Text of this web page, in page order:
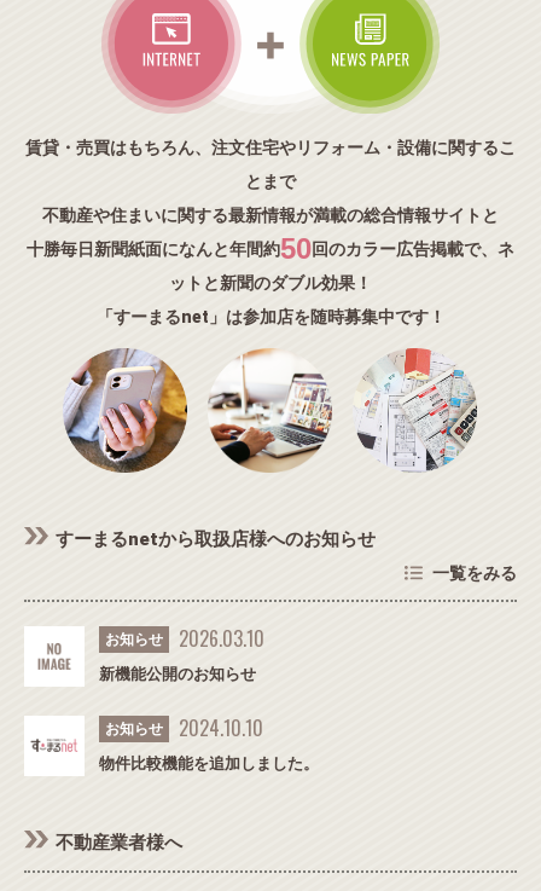
賃貸・売買はもちろん、注文住宅やリフォーム・設備に関するこ
とまで
不動産や住まいに関する最新情報が満載の総合情報サイトと
十勝毎日新聞紙面になんと年間約50回のカラー広告掲載で、ネ
ットと新聞のダブル効果！
「すーまるnet」は参加店を随時募集中です！
すーまるnetから取扱店様へのお知らせ
一覧をみる
お知らせ 2026.03.10
新機能公開のお知らせ
お知らせ 2024.10.10
物件比較機能を追加しました。
不動産業者様へ